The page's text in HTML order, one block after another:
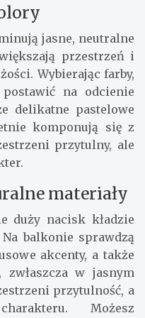
jasne, neutralne
przestrzeń i
Wybierając farby,
na odcienie
delikatne pastelowe
komponują się z
przytulny, ale
materiały
duży nacisk kładzie
balkonie sprawdzą
akcenty, a także
zwłaszcza w jasnym
przytulność, a
Możesz